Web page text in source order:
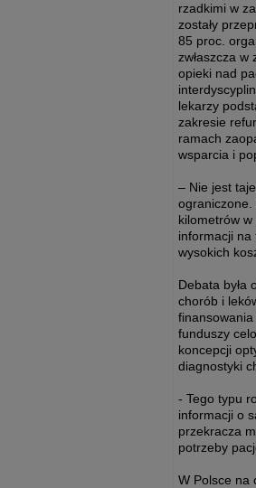
rzadkimi w
zostały
85 proc.
zwłaszcza
opieki nad
lekarzy
zakresie
ramach
wsparcia i
– Nie jest
ograniczone.
kilometrów
informacji na
wysokich
Debata była
chorób i
funduszy
koncepcji
diagnostyki
- Tego typu
informacji o
przekracza
potrzeby
W Polsce na